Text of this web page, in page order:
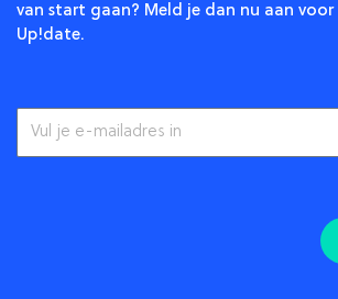
van start gaan? Meld je dan nu aan
Up!date.